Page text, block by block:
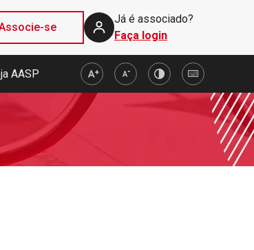
se
Já é associado?
Faça login
AASP